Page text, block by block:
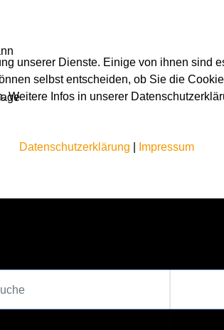
unserer Dienste. Einige von ihnen sind
selbst entscheiden, ob Sie die
Weitere Infos in unserer
Datenschutzerklärung Impressum